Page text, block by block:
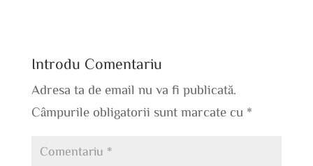
Introdu Comentariu
Adresa ta de email nu va fi publicată.
Câmpurile obligatorii sunt marcate cu *